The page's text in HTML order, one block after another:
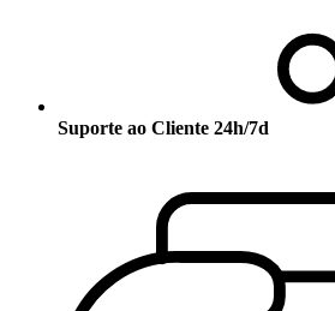
Suporte ao Cliente 24h/7d